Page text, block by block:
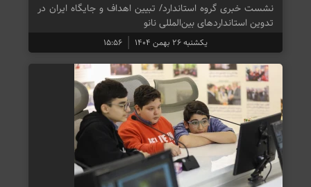
نشست خبری گروه استاندارد/ تبیین اهداف و جایگاه ایران در
تدوین استانداردهای بین‌المللی نانو
یکشنبه ۲۶ بهمن ۱۴۰۴ ۱۵:۵۶